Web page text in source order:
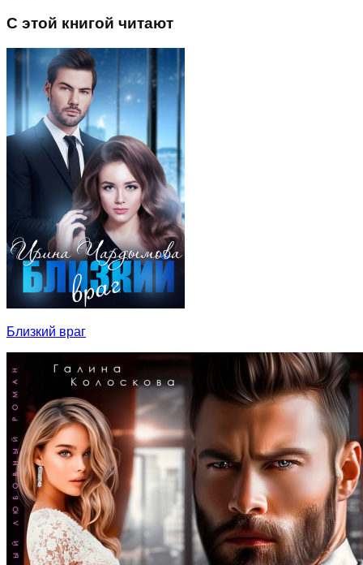
С этой книгой читают
Близкий враг